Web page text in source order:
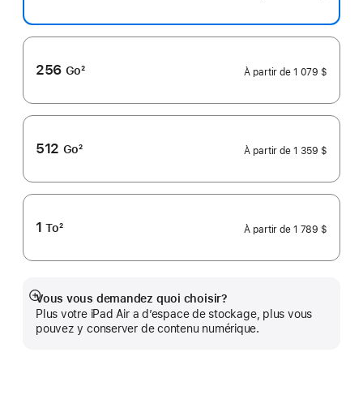
bas
256 Go
bas
2 À partir de 1 079 $
512 Go
bas
2 À partir de 1 359 $
1To
page
2 À partir de 1 789 $
Vous vous demandez quoi choisir?
Plus votre iPad Air a d’espace de stockage, plus vous
pouvez y conserver de contenu numérique.
En
montrer
plus